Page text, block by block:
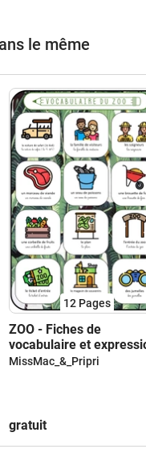
le même
12 Pages
ZOO - Fiches de
vocabulaire et
écrite
MissMac_&_Pripri
gratuit